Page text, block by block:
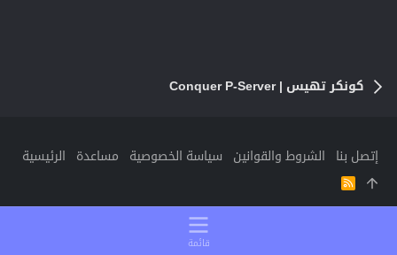
كونكر تهيس | Conquer P-Server
إتصل بنا الشروط والقوانين سياسة الخصوصية مساعدة الرئيسية
R
قائمة